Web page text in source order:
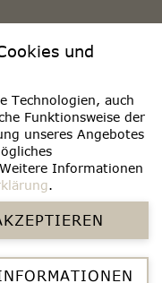
und
Technologien, auch
Funktionsweise der
unseres Angebotes
Informationen
.